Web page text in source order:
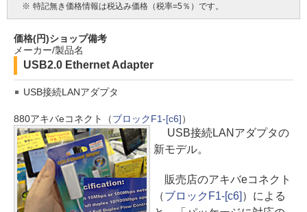
※ 特記無き価格情報は税込み価格（税率=5％）です。
価格(円)ショップ備考
メーカー/製品名
USB2.0 Ethernet Adapter
USB接続LANアダプタ
880アキバeコネクト（ブロックF1-[c6]）
USB接続LANアダプタの
新モデル。
販売店のアキバeコネクト
（ブロックF1-[c6] ）による